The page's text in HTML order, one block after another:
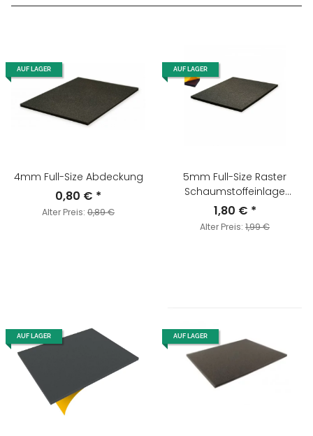
AUF LAGER
4mm Full-Size Abdeckung
0,80 € *
Alter Preis: 0,89 €
AUF LAGER
5mm Full-Size Raster
Schaumstoffeinlage
Selbstklebend
1,80 € *
Alter Preis: 1,99 €
AUF LAGER AUF LAGER